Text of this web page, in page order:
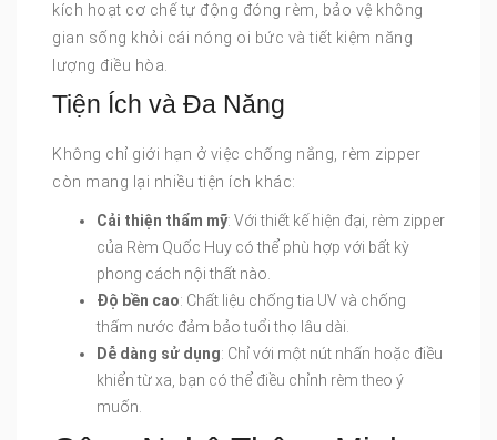
kích hoạt cơ chế tự động đóng rèm, bảo vệ không
gian sống khỏi cái nóng oi bức và tiết kiệm năng
lượng điều hòa.
Tiện Ích và Đa Năng
Không chỉ giới hạn ở việc chống nắng, rèm zipper
còn mang lại nhiều tiện ích khác:
Cải thiện thẩm mỹ: Với thiết kế hiện đại, rèm zipper
của Rèm Quốc Huy có thể phù hợp với bất kỳ
phong cách nội thất nào.
Độ bền cao: Chất liệu chống tia UV và chống
thấm nước đảm bảo tuổi thọ lâu dài.
Dễ dàng sử dụng: Chỉ với một nút nhấn hoặc điều
khiển từ xa, bạn có thể điều chỉnh rèm theo ý
muốn.